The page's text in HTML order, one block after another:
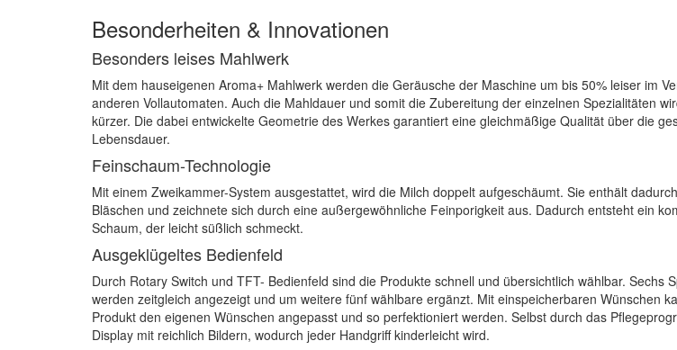
Besonderheiten & Innovationen
Besonders leises Mahlwerk
Mit dem hauseigenen Aroma+ Mahlwerk werden die Geräusche der Maschine um bis 50% leiser im
anderen Vollautomaten. Auch die Mahldauer und somit die Zubereitung der einzelnen Spezialitäten
kürzer. Die dabei entwickelte Geometrie des Werkes garantiert eine gleichmäßige Qualität über die
Lebensdauer.
Feinschaum-Technologie
Mit einem Zweikammer-System ausgestattet, wird die Milch doppelt aufgeschäumt. Sie enthält
Bläschen und zeichnete sich durch eine außergewöhnliche Feinporigkeit aus. Dadurch entsteht ein
Schaum, der leicht süßlich schmeckt.
Ausgeklügeltes Bedienfeld
Durch Rotary Switch und TFT- Bedienfeld sind die Produkte schnell und übersichtlich wählbar. Sechs
werden zeitgleich angezeigt und um weitere fünf wählbare ergänzt. Mit einspeicherbaren Wünschen
Produkt den eigenen Wünschen angepasst und so perfektioniert werden. Selbst durch das
Display mit reichlich Bildern, wodurch jeder Handgriff kinderleicht wird.